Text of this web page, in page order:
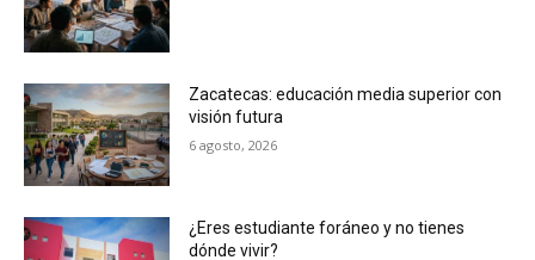
Zacatecas: educación media superior con
visión futura
6 agosto, 2026
¿Eres estudiante foráneo y no tienes
dónde vivir?